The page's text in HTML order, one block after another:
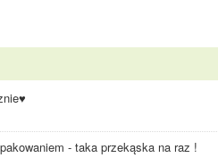
- taka przekąska na raz !